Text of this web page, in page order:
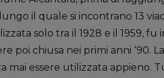
il quale si incontrano 13
solo tra il 1928 e il 1959,
poi chiusa nei primi anni ‘90.
mai essere utilizzata appieno.